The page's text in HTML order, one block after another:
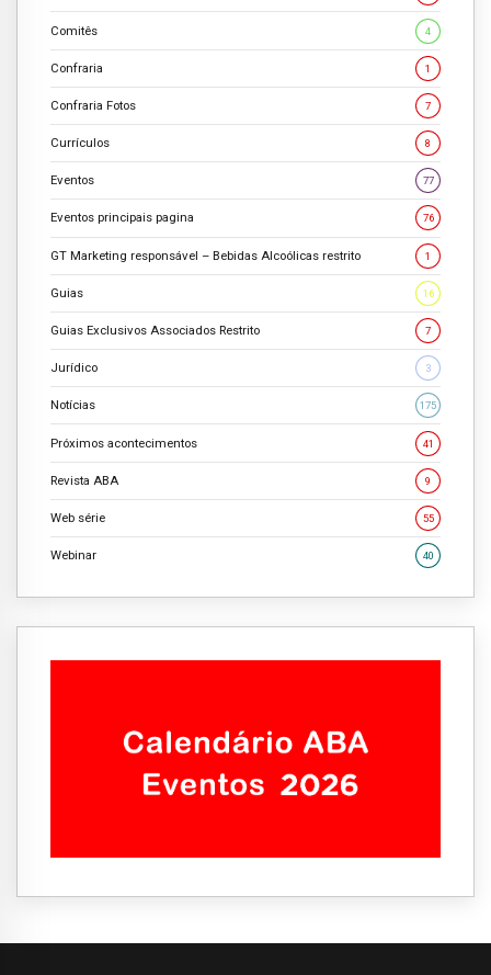
Comitês 4
Confraria 1
Confraria Fotos 7
Currículos 8
Eventos 77
Eventos principais pagina 76
GT Marketing responsável – Bebidas Alcoólicas restrito 1
Guias 16
Guias Exclusivos Associados Restrito 7
Jurídico 3
Notícias 175
Próximos acontecimentos 41
Revista ABA 9
Web série 55
Webinar 40